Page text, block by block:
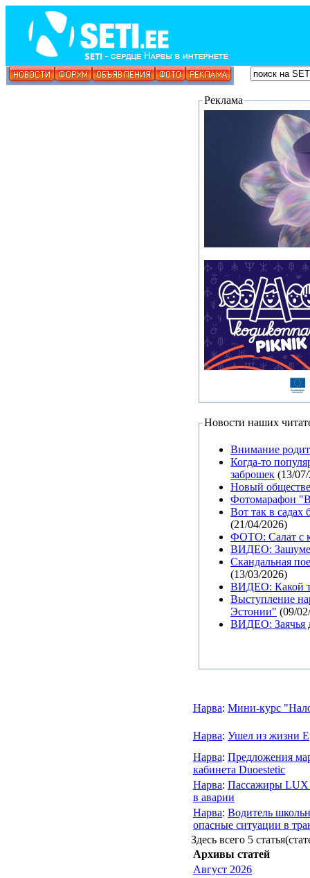
Реклама
Новости наших
Внимание
Когда-то
заброшек (13/
Новый
Фотомарафон
Вот так в садах
(21/04/2026)
ФОТО: Салат с
ВИДЕО:
Скандальная
(13/03/2026)
ВИДЕО: Какой
Выступление
Эстонии" (09/
ВИДЕО: Заячья
Нарва: Мини-курс
Нарва: Ушел из жизни
Нарва: Предложения
кабинета Duoestetic
Нарва: Пассажиры LUX
в аварии
Нарва: Водитель
опасные ситуации в
Здесь всего 5
Архивы статей
Август 2026